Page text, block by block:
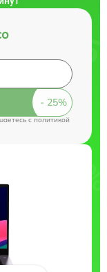
cполитикой